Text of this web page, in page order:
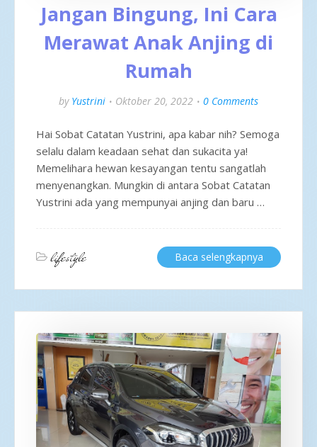
Jangan Bingung, Ini Cara
Merawat Anak Anjing di
Rumah
by Yustrini Oktober 20, 2022 0 Comments
Hai Sobat Catatan Yustrini, apa kabar nih? Semoga
selalu dalam keadaan sehat dan sukacita ya!
Memelihara hewan kesayangan tentu sangatlah
menyenangkan. Mungkin di antara Sobat Catatan
Yustrini ada yang mempunyai anjing dan baru …
lifestyle Baca selengkapnya